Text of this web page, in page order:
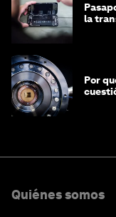
la
Por
Quiénes somos